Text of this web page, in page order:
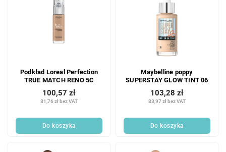
Podkład Loreal Perfection
TRUE MATCH RENO 5C
81,76 zł bez VAT
100,57 zł
Do koszyka
Maybelline poppy
SUPERSTAY GLOW TINT 06
83,97 zł bez VAT
103,28 zł
Do koszyka